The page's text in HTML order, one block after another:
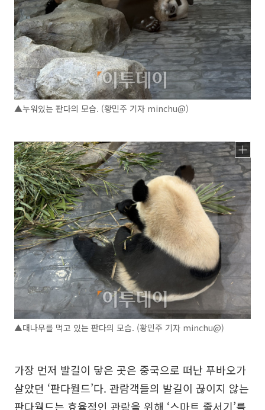
▲누워있는 판다의 모습. (황민주 기자 minchu@)
▲대나무를 먹고 있는 판다의 모습. (황민주 기자 minchu@)
가장 먼저 발길이 닿은 곳은 중국으로 떠난 푸바오가
살았던 ‘판다월드’다. 관람객들의 발길이 끊이지 않는
판다월드는 효율적인 관람을 위해 ‘스마트 줄서기’를